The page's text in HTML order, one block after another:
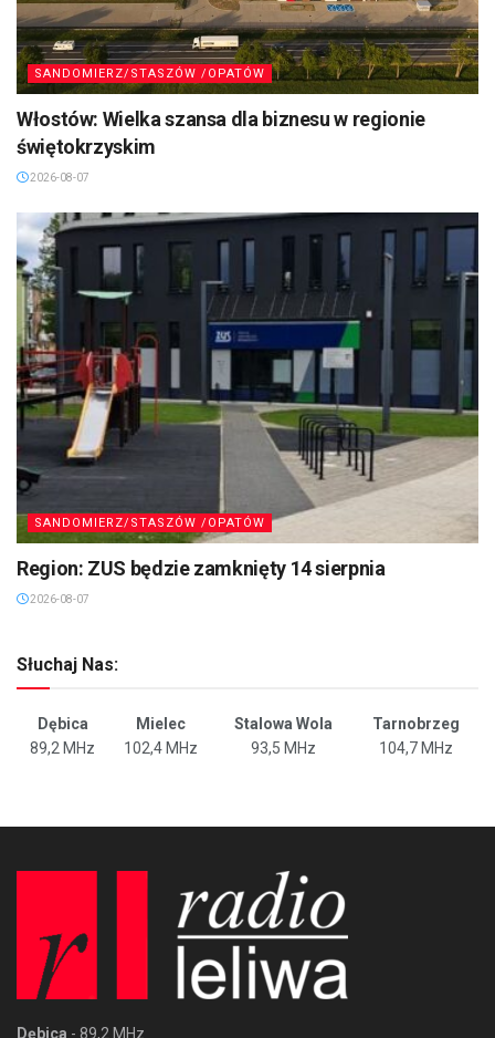
SANDOMIERZ/STASZÓW /OPATÓW
Włostów: Wielka szansa dla biznesu w regionie
świętokrzyskim
2026-08-07
SANDOMIERZ/STASZÓW /OPATÓW
Region: ZUS będzie zamknięty 14 sierpnia
2026-08-07
Słuchaj Nas:
Dębica Mielec Stalowa Wola
Tarnobrzeg
89,2 MHz
102,4 MHz 93,5 MHz 104,7 MHz
Dębica - 89,2 MHz